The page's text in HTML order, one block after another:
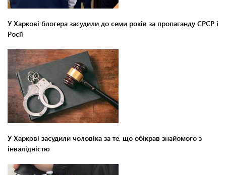
У Харкові блогера засудили до семи років за пропаганду СРСР і
Росії
У Харкові засудили чоловіка за те, що обікрав знайомого з
інвалідністю